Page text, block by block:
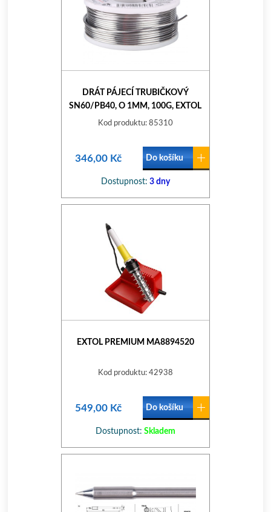
DRÁT PÁJECÍ TRUBIČKOVÝ
SN60/PB40, O 1MM, 100G, EXTOL
PREMIUM
Kod produktu: 85310
346,00 Kč Do košíku
Dostupnost: 3 dny
EXTOL PREMIUM MA8894520
Kod produktu: 42938
549,00 Kč Do košíku
Dostupnost: Skladem